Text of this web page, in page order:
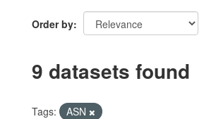
Order by
9 datasets found
Tags:
ASN